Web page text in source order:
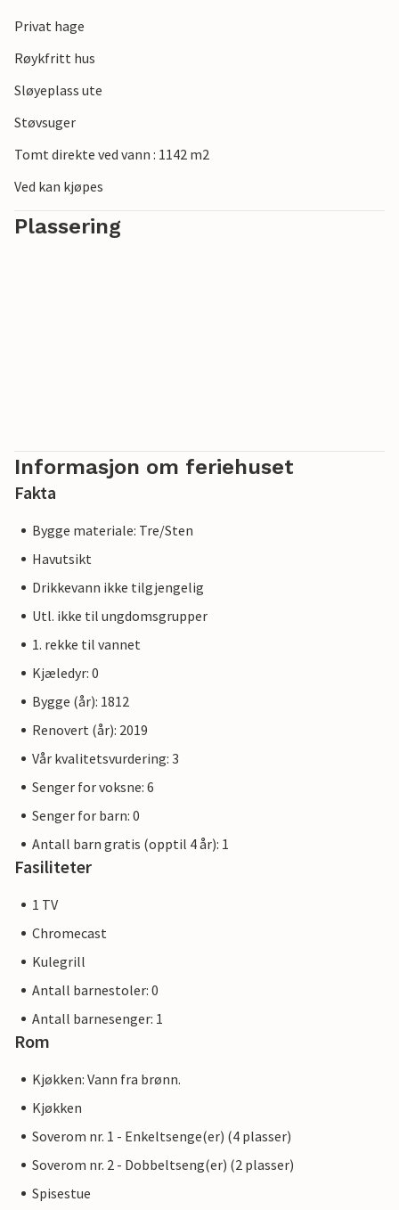
Privat hage
Røykfritt hus
Sløyeplass ute
Støvsuger
Tomt direkte ved vann : 1142 m2
Ved kan kjøpes
Plassering
Informasjon om feriehuset
Fakta
Bygge materiale: Tre/Sten
Havutsikt
Drikkevann ikke tilgjengelig
Utl. ikke til ungdomsgrupper
1. rekke til vannet
Kjæledyr: 0
Bygge (år): 1812
Renovert (år): 2019
Vår kvalitetsvurdering: 3
Senger for voksne: 6
Senger for barn: 0
Antall barn gratis (opptil 4 år): 1
Fasiliteter
1 TV
Chromecast
Kulegrill
Antall barnestoler: 0
Antall barnesenger: 1
Rom
Kjøkken: Vann fra brønn.
Kjøkken
Soverom nr. 1 - Enkeltsenge(er) (4 plasser)
Soverom nr. 2 - Dobbeltseng(er) (2 plasser)
Spisestue